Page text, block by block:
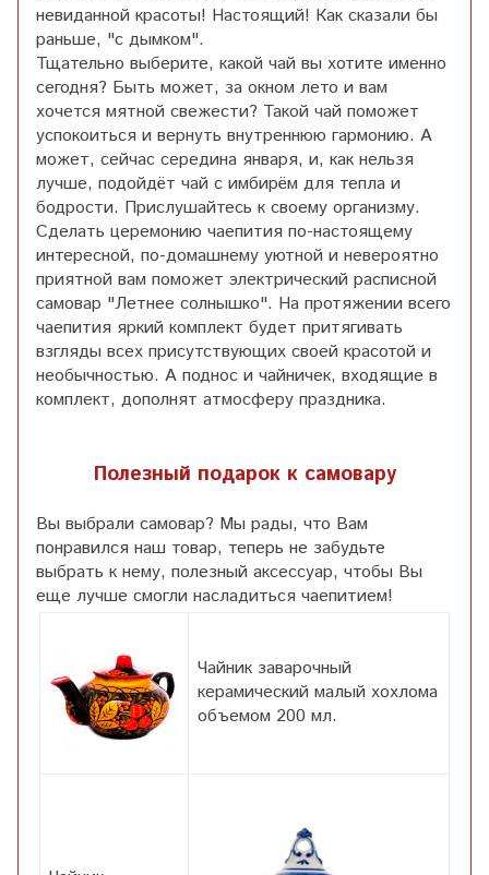
невиданной красоты! Настоящий! Как сказали бы
раньше, "с дымком".
Тщательно выберите, какой чай вы хотите именно
сегодня? Быть может, за окном лето и вам
хочется мятной свежести? Такой чай поможет
успокоиться и вернуть внутреннюю гармонию. А
может, сейчас середина января, и, как нельзя
лучше, подойдёт чай с имбирём для тепла и
бодрости. Прислушайтесь к своему организму.
Сделать церемонию чаепития по-настоящему
интересной, по-домашнему уютной и невероятно
приятной вам поможет электрический расписной
самовар "Летнее солнышко". На протяжении всего
чаепития яркий комплект будет притягивать
взгляды всех присутствующих своей красотой и
необычностью. А поднос и чайничек, входящие в
комплект, дополнят атмосферу праздника.
Полезный подарок к самовару
Вы выбрали самовар? Мы рады, что Вам
понравился наш товар, теперь не забудьте
выбрать к нему, полезный аксессуар, чтобы Вы
еще лучше смогли насладиться чаепитием!
Чайник заварочный
керамический малый хохлома
объемом 200 мл.